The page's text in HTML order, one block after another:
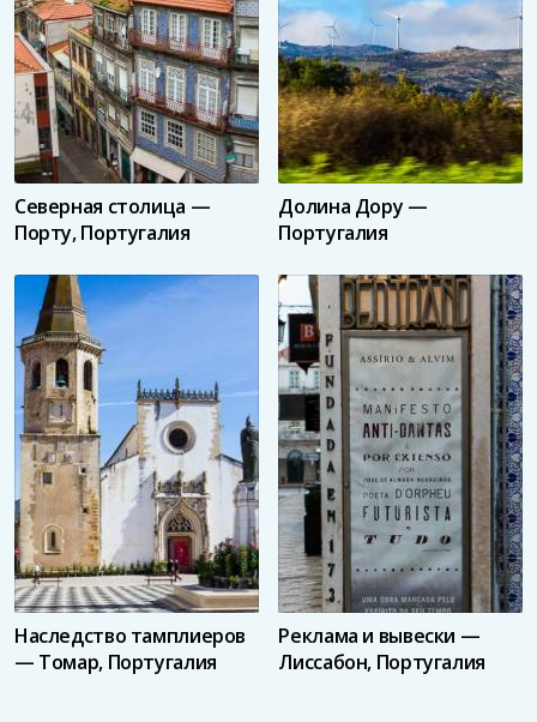
Северная столица —
Порту, Португалия
Долина Дору —
Португалия
Наследство тамплиеров
— Томар, Португалия
Реклама и вывески —
Лиссабон, Португалия